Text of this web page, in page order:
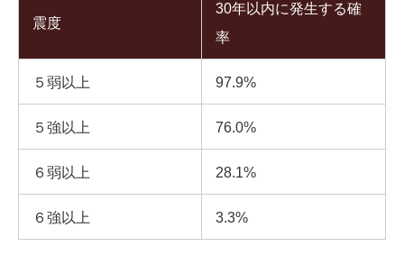
震度
30年以内に発生する確
率
５弱以上 97.9%
５強以上 76.0%
６弱以上 28.1%
６強以上 3.3%